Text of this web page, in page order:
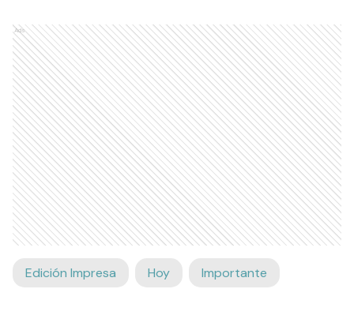
Ads
Edición Impresa Hoy Importante